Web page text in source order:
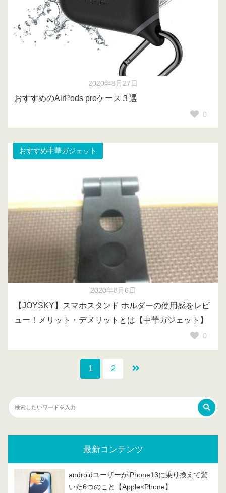
2020年8月27日
おすすめのAirPods proケース３選
0
おすすめ中華ガジェット
2020年8月6日
【JOYSKY】スマホスタンド ホルダーの使用感をレビ
ュー！メリット・デメリットとは【中華ガジェット】
0
1 2
最新コンテンツ
androidユーザーがiPhone13に乗り換えて驚
いた6つのこと【Apple×Phone】